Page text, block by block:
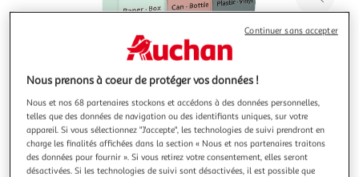
à
Illustration
précédente
Illustration
suivante
Nous prenons à coeur de protéger vos données !
Nous et nos 68 partenaires stockons et accédons à des données personnelles,
telles que des données de navigation ou des identifiants uniques, sur votre
appareil. Si vous sélectionnez "J'accepte", les technologies de suivi prendront en
charge les finalités affichées dans la section « Nous et nos partenaires traitons
des données pour fournir ». Si vous retirez votre consentement, elles seront
désactivées. Si les technologies de suivi sont désactivées, il est possible que
Continuer sans accepter